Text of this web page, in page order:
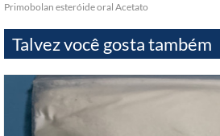
Primobolan esteróide oral Acetato
Talvez você gosta também